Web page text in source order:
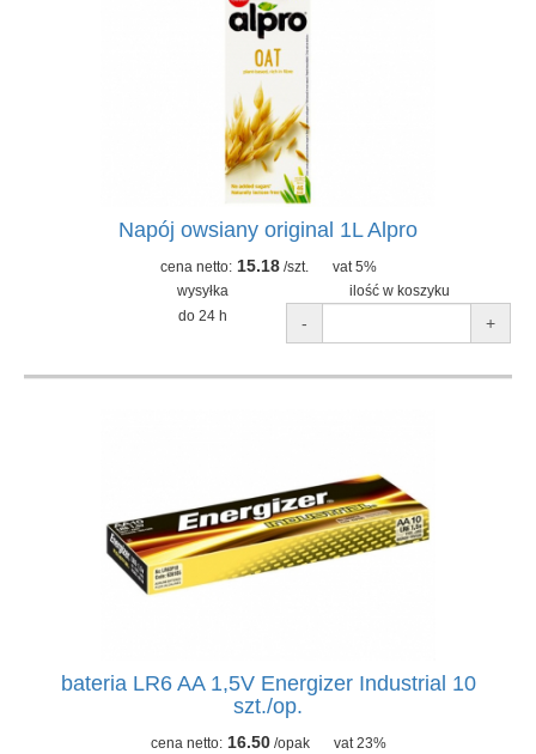
Napój owsiany original 1L Alpro
cena netto: 15.18/szt.
vat 5%
wysyłka
ilość w koszyku
do 24 h
- +
bateria LR6 AA 1,5V Energizer Industrial 10
szt./op.
cena netto: 16.50/opak
vat 23%